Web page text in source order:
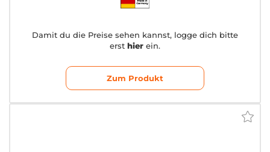
Damit du die Preise sehen kannst, logge dich bitte
erst hier ein.
Zum Produkt